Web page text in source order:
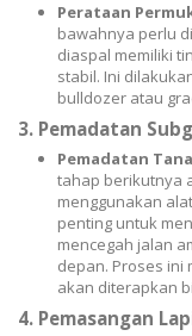
Perataan
bawahnya perlu
diaspal memiliki
stabil. Ini
bulldozer atau
3. Pemadatan
Pemadatan
tahap berikutnya
menggunakan
penting untuk
mencegah jalan
depan. Proses ini
akan diterapkan
4. Pemasangan